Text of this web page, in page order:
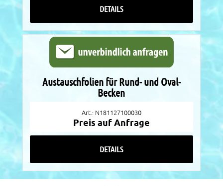
DETAILS
Austauschfolien für Rund- und Oval-
Becken
Art.: N181127100030
Preis auf Anfrage
DETAILS